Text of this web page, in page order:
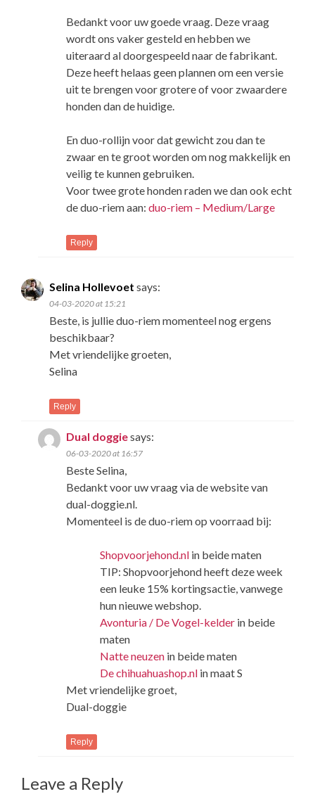
Bedankt voor uw goede vraag. Deze vraag
wordt ons vaker gesteld en hebben we
uiteraard al doorgespeeld naar de fabrikant.
Deze heeft helaas geen plannen om een versie
uit te brengen voor grotere of voor zwaardere
honden dan de huidige.
En duo-rollijn voor dat gewicht zou dan te
zwaar en te groot worden om nog makkelijk en
veilig te kunnen gebruiken.
Voor twee grote honden raden we dan ook echt
de duo-riem aan: duo-riem – Medium/Large
Reply
Selina Hollevoet says:
04-03-2020 at 15:21
Beste, is jullie duo-riem momenteel nog ergens
beschikbaar?
Met vriendelijke groeten,
Selina
Reply
Dual doggiesays:
06-03-2020 at 16:57
Beste Selina,
Bedankt voor uw vraag via de website van
dual-doggie.nl.
Momenteel is de duo-riem op voorraad bij:
Shopvoorjehond.nl in beide maten
TIP: Shopvoorjehond heeft deze week
een leuke 15% kortingsactie, vanwege
hun nieuwe webshop.
Avonturia / De Vogel-kelder in beide
maten
Natte neuzen in beide maten
De chihuahuashop.nl in maat S
Met vriendelijke groet,
Dual-doggie
Reply
Leave a Reply